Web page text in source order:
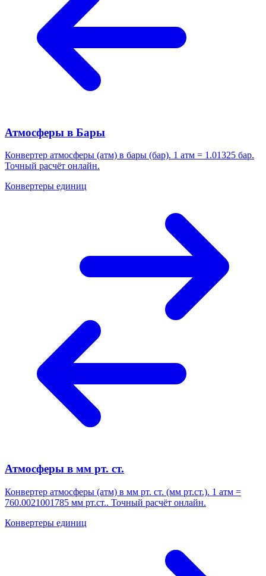
Атмосферы в Бары
Конвертер атмосферы (атм) в бары (бар). 1 атм = 1.01325 бар.
Точный расчёт онлайн.
Конвертеры единиц
Атмосферы в мм рт. ст.
Конвертер атмосферы (атм) в мм рт. ст. (мм рт.ст.). 1 атм =
760.0021001785 мм рт.ст.. Точный расчёт онлайн.
Конвертеры единиц